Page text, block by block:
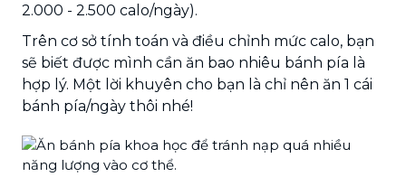
2.000 - 2.500 calo/ngày).
Trên cơ sở tính toán và điều chỉnh mức calo, bạn
sẽ biết được mình cần ăn bao nhiêu bánh pía là
hợp lý. Một lời khuyên cho bạn là chỉ nên ăn 1 cái
bánh pía/ngày thôi nhé!